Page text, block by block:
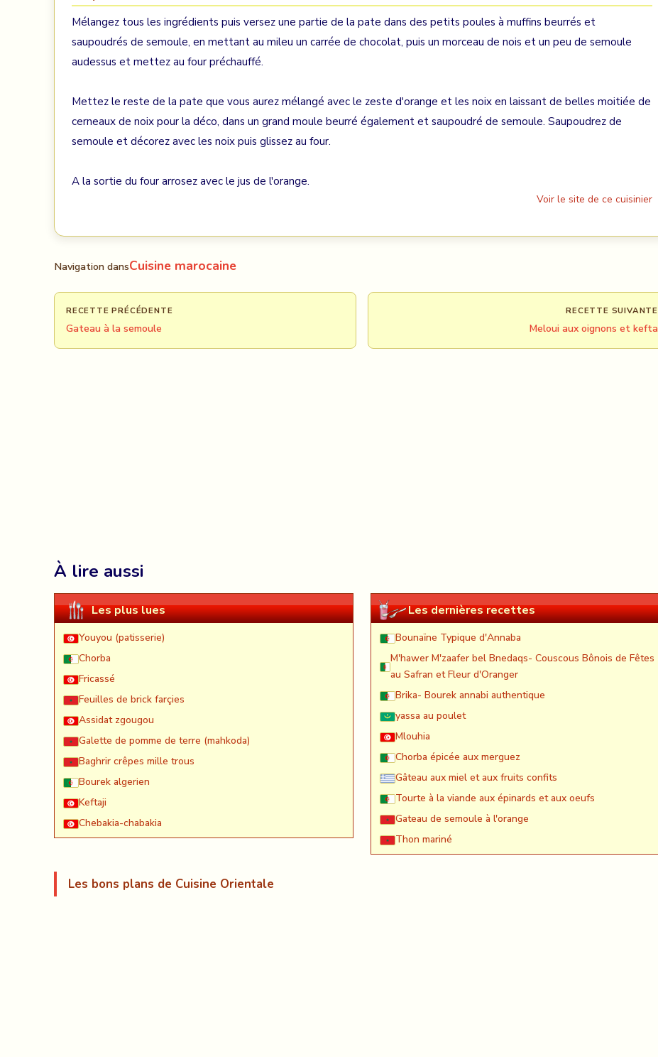
Mélangez tous les ingrédients puis versez une partie de la pate dans des petits poules à muffins beurrés et
saupoudrés de semoule, en mettant au mileu un carrée de chocolat, puis un morceau de nois et un peu de semoule
audessus et mettez au four préchauffé.
Mettez le reste de la pate que vous aurez mélangé avec le zeste d'orange et les noix en laissant de belles moitiée de
cerneaux de noix pour la déco, dans un grand moule beurré également et saupoudré de semoule. Saupoudrez de
semoule et décorez avec les noix puis glissez au four.
A la sortie du four arrosez avec le jus de l'orange.
Voir le site de ce cuisinier
Navigation dansCuisine marocaine
RECETTE PRÉCÉDENTE
Gateau à la semoule
RECETTE SUIVANTE
Meloui aux oignons et kefta
À lire aussi
Les plus lues
Youyou (patisserie)
Chorba
Fricassé
Feuilles de brick farçies
Assidat zgougou
Galette de pomme de terre (mahkoda)
Baghrir crêpes mille trous
Bourek algerien
Keftaji
Chebakia-chabakia
Les dernières recettes
Bounaïne Typique d'Annaba
M'hawer M'zaafer bel Bnedaqs- Couscous Bônois de Fêtes
au Safran et Fleur d'Oranger
Brika- Bourek annabi authentique
yassa au poulet
Mlouhia
Chorba épicée aux merguez
Gâteau aux miel et aux fruits confits
Tourte à la viande aux épinards et aux oeufs
Gateau de semoule à l'orange
Thon mariné
Les bons plans de Cuisine Orientale